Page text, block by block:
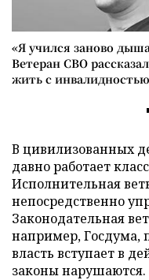
«Я учился заново
Ветеран СВО
жить с инвалидностью
В цивилизованных
давно работает
Исполнительная
непосредственно
Законодательная
например, Госдума,
власть вступает в
законы нарушаются.